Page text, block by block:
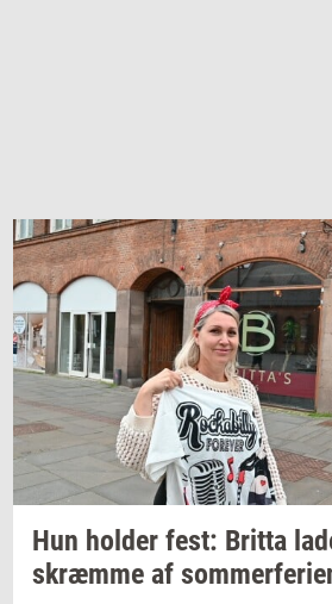
Hun hol­der fest: Brit­ta
skræm­me af